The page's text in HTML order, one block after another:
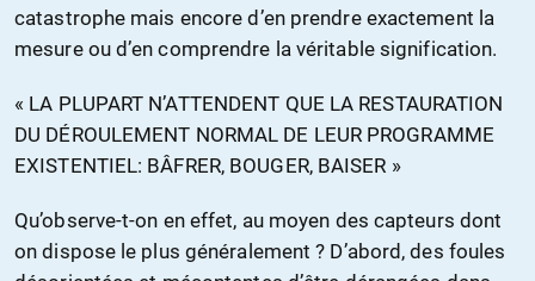
catastrophe mais encore d’en prendre exactement la
mesure ou d’en comprendre la véritable signification.
« LA PLUPART N’ATTENDENT QUE LA RESTAURATION
DU DÉROULEMENT NORMAL DE LEUR PROGRAMME
EXISTENTIEL: BÂFRER, BOUGER, BAISER »
Qu’observe-t-on en effet, au moyen des capteurs dont
on dispose le plus généralement ? D’abord, des foules